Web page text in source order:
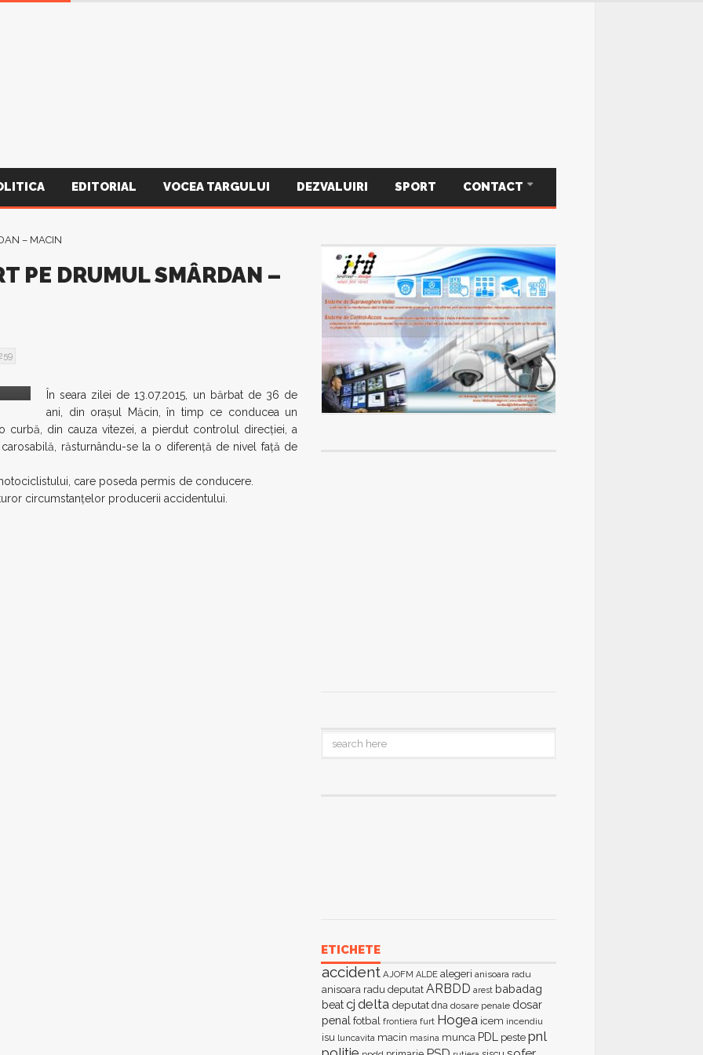
EDITORIAL VOCEA TARGULUI DEZVALUIRI SPORT CONTACT
PE DRUMUL SMÂRDAN –
În seara zilei de 13.07.2015, un bărbat de 36 de
ani, din oraşul Măcin, în timp ce conducea un
curbă, din cauza vitezei, a pierdut controlul direcţiei, a
răsturnându-se la o diferenţă de nivel faţă de
care poseda permis de conducere.
circumstanţelor producerii accidentului.
ETICHETE
accident AJOFM ALDE alegeri anisoara radu
anisoara radu deputat ARBDD arest babadag
beatcj delta deputat dna dosare penale dosar
penal fotbal frontiera furt Hogea icem incendiu
isu luncavita macin masina munca PDL peste pnl